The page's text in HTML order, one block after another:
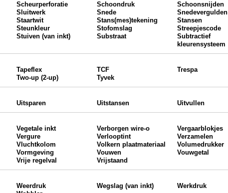
Scheurperforatie Schoondruk Schoonsnijden
Sluitwerk Snede Snedevergulden
Staartwit Stans(mes)tekening Stansen
Steunkleur Stofomslag Streepjescode
Stuiven (van inkt) Substraat
Subtractief
kleurensysteem
Tapeflex TCF Trespa
Two-up (2-up) Tyvek
Uitsparen Uitstansen Uitvullen
Vegetale inkt Verborgen wire-o Vergaarblokjes
Vergure Verlooptint Verzamelen
Vluchtkolom Volkern plaatmateriaal Volumedrukker
Vormgeving Vouwen Vouwgetal
Vrije regelval Vrijstaand
Weerdruk Wegslag (van inkt) Werkdruk